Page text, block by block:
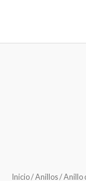
Inicio/Anillos/ Anillo
cantidad